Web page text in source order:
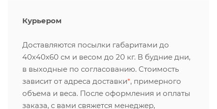
Курьером
Доставляются посылки габаритами до
40х40х60 см и весом до 20 кг. В будние дни,
в выходные по согласованию. Стоимость
зависит от адреса доставки*, примерного
объема и веса. После оформления и оплаты
заказа, с вами свяжется менеджер,